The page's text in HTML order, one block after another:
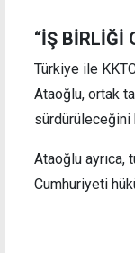
“İŞ BİRLİĞİ
Türkiye ile
Ataoğlu, ortak
sürdürüleceğini
Ataoğlu ayrıca,
Cumhuriyeti